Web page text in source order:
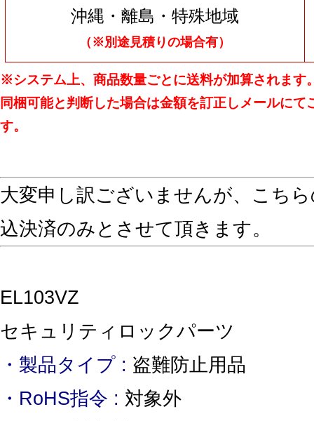
沖縄・離島・特殊地域
（※別途見積りの場合有）
※システム上、商品数量ごとに送料が加算されます
同梱可能と判断した場合は金額を訂正しメールにて
す。
大変申し訳ございませんが、こち
込決済のみとさせて頂きます。
EL103VZ
セキュリティロックパーツ
・製品タイプ : 盗難防止用品
・RoHS指令 : 対象外